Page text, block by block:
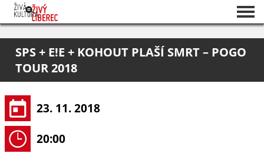
O projektu
Pořadatelé
SPS + E!E + KOHOUT PLAŠÍ SMRT – POGO
TOUR 2018
23. 11. 2018
20:00